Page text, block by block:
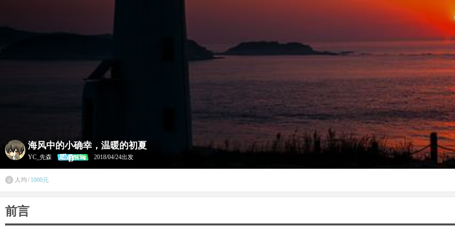
海风中的小确幸，温暖的初夏
YC_先森 2018/04/24出发
 人均 / 1000元
前言